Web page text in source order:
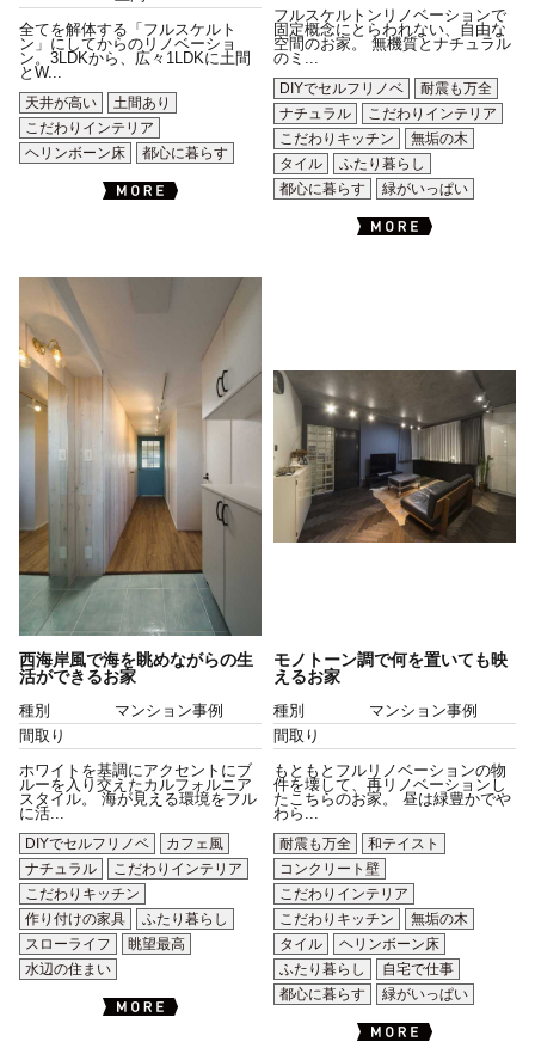
全てを解体する「フルスケルト
ン」にしてからのリノベーショ
ン。3LDKから、広々1LDKに土間
とW...
天井が高い
土間あり
こだわりインテリア
ヘリンボーン床
都心に暮らす
フルスケルトンリノベーションで
固定概念にとらわれない、自由な
空間のお家。 無機質とナチュラル
のミ...
DIYでセルフリノベ
耐震も万全
ナチュラル
こだわりインテリア
こだわりキッチン
無垢の木
タイル
ふたり暮らし
都心に暮らす
緑がいっぱい
西海岸風で海を眺めながらの生
活ができるお家
種別
マンション事例
間取り
ホワイトを基調にアクセントにブ
ルーを入り交えたカルフォルニア
スタイル。 海が見える環境をフル
に活...
DIYでセルフリノベ
カフェ風
ナチュラル
こだわりインテリア
こだわりキッチン
作り付けの家具
ふたり暮らし
スローライフ
眺望最高
水辺の住まい
モノトーン調で何を置いても映
えるお家
種別
マンション事例
間取り
もともとフルリノベーションの物
件を壊して、再リノベーションし
たこちらのお家。 昼は緑豊かでや
わら...
耐震も万全
和テイスト
コンクリート壁
こだわりインテリア
こだわりキッチン
無垢の木
タイル
ヘリンボーン床
ふたり暮らし
自宅で仕事
都心に暮らす
緑がいっぱい